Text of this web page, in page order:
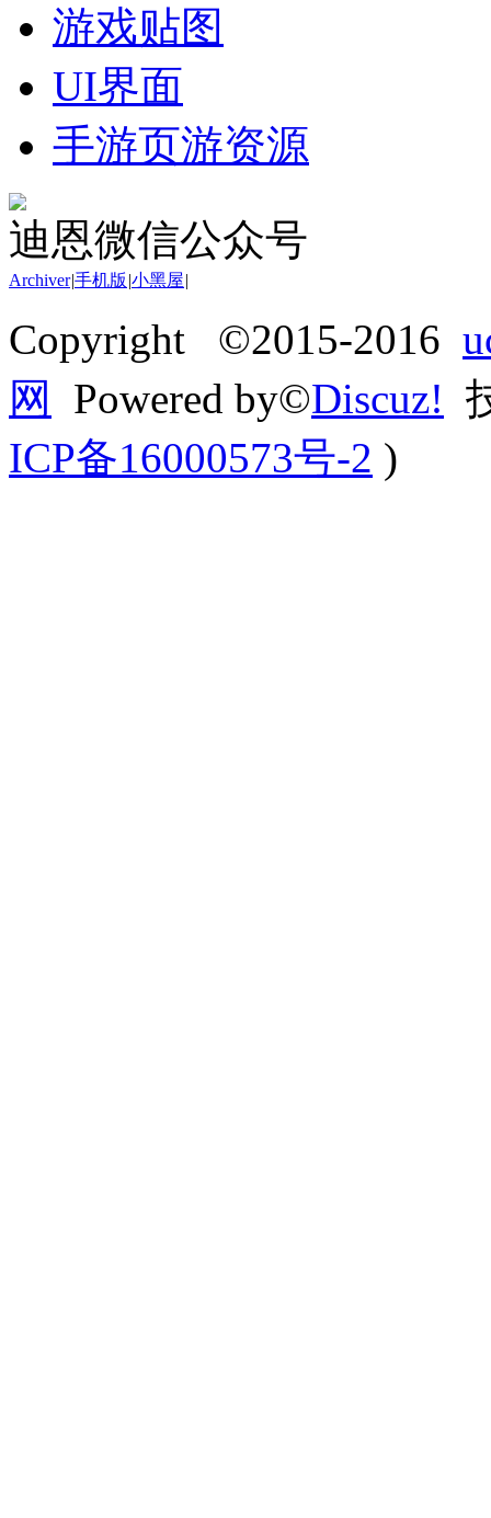
游戏贴图
UI界面
手游页游资源
迪恩微信公众号
Archiver|手机版 |小黑屋|
Copyright ©2015-2016
网
Powered by©Discuz!
ICP备16000573号-2 )